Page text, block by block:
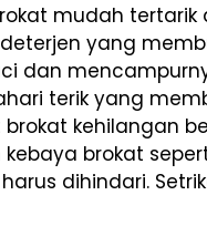
mudah tertarik
yang
dan
terik yang
kehilangan
brokat
dihindari.